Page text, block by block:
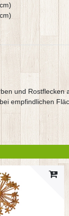
und Rostflecken
empfindlichen